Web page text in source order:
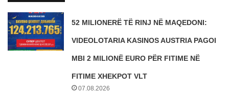
52 MILIONERË TË RINJ NË MAQEDONI:
VIDEOLOTARIA KASINOS AUSTRIA PAGOI
MBI 2 MILIONË EURO PËR FITIME NË
FITIME XHEKPOT VLT
07.08.2026